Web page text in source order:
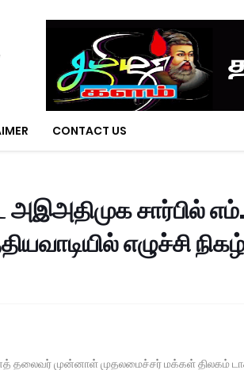
CONTACT US
சார்பில்
எழுச்சி
தலைவர் முன்னாள் முதலமைச்சர் மக்கள் திலகம்